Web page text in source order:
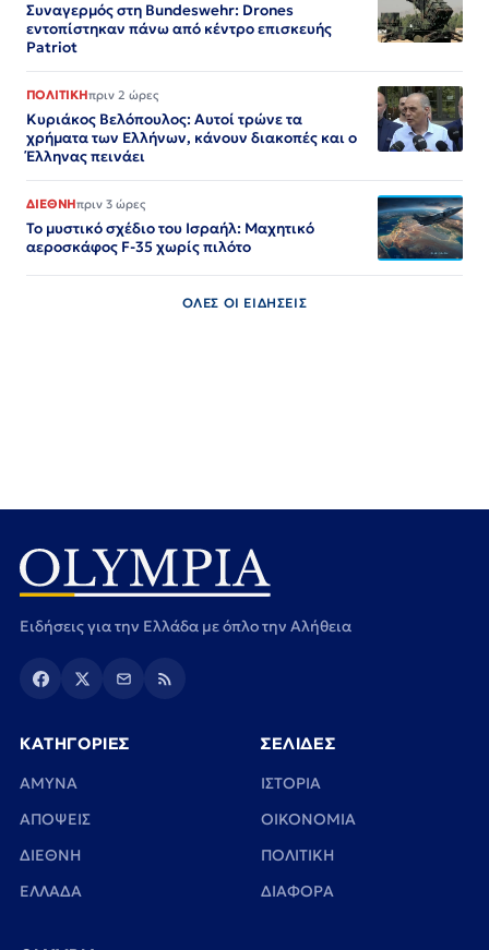
Συναγερμός στη Bundeswehr: Drones
εντοπίστηκαν πάνω από κέντρο επισκευής
Patriot
ΠΟΛΙΤΙΚΗπριν 2 ώρες
Κυριάκος Βελόπουλος: Αυτοί τρώνε τα
χρήματα των Ελλήνων, κάνουν διακοπές και ο
Έλληνας πεινάει
ΔΙΕΘΝΗπριν 3 ώρες
Το μυστικό σχέδιο του Ισραήλ: Μαχητικό
αεροσκάφος F-35 χωρίς πιλότο
ΟΛΕΣ ΟΙ ΕΙΔΗΣΕΙΣ
Ειδήσεις για την Ελλάδα με όπλο την Αλήθεια
ΚΑΤΗΓΟΡΙΕΣ
ΑΜΥΝΑ
ΑΠΟΨΕΙΣ
ΔΙΕΘΝΗ
ΕΛΛΑΔΑ
ΣΕΛΙΔΕΣ
ΙΣΤΟΡΙΑ
ΟΙΚΟΝΟΜΙΑ
ΠΟΛΙΤΙΚΗ
ΔΙΑΦΟΡΑ